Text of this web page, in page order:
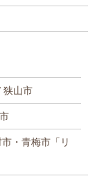
狭山市
・青梅市「リ